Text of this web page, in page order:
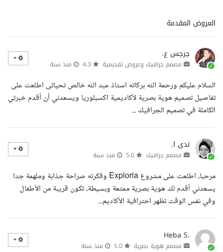
العروض المقدمة
جرجس ع.
مصمم جرافيك وعروض تقديمية منذ سنة
السلام عليكم ورحمة الله بركاته استاذ عبد الله خالص تحياتى اطلعت على
تفاصيل تصميم هوية بصرية لأكاديمية اكسبلوريا ويسعدني أن أقدم خبرتي
الكاملة في تصميم الجرافيك ...
ندى ا.
مصمم جرافيك منذ سنة
مرحبا، اطلعت على مشروع Exploria وفكرته صراحة جذابة وملهمة جدا
يسعدني أقدم لك هوية بصرية ممتعة وبسيطة، تكون قريبة من الأطفال
وفي نفس الوقت تظهر احترافية الأكاديم...
Heba S.
مصمم هوية بصرية منذ سنة